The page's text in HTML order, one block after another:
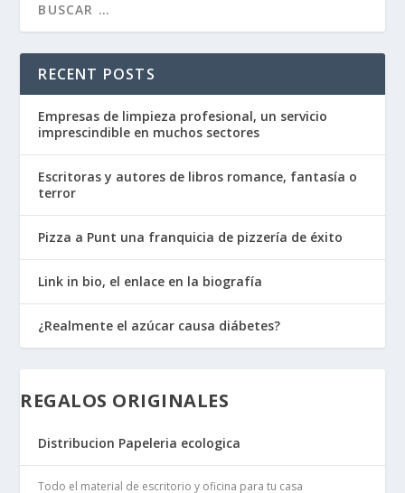
RECENT POSTS
Empresas de limpieza profesional, un servicio
imprescindible en muchos sectores
Escritoras y autores de libros romance, fantasía o
terror
Pizza a Punt una franquicia de pizzería de éxito
Link in bio, el enlace en la biografía
¿Realmente el azúcar causa diábetes?
REGALOS ORIGINALES
Distribucion Papeleria ecologica
Todo el material de escritorio y oficina para tu casa